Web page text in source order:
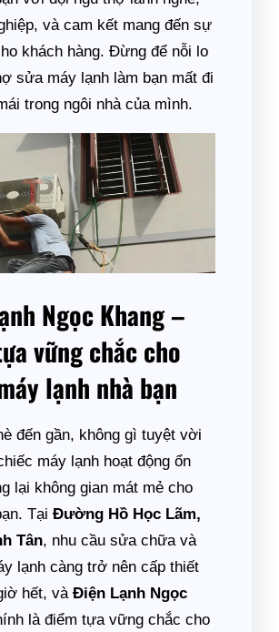
và cam kết mang đến sự
khách hàng. Đừng để nỗi lo
sửa máy lạnh làm bạn mất đi
trong ngôi nhà của mình.
Ngọc Khang –
vững chắc cho
lạnh nhà bạn
đến gần, không gì tuyệt vời
máy lạnh hoạt động ổn
lại không gian mát mẻ cho
Tại Đường Hồ Học Lãm,
Tân, nhu cầu sửa chữa và
lạnh càng trở nên cấp thiết
hết, và Điện Lạnh Ngọc
là điểm tựa vững chắc cho